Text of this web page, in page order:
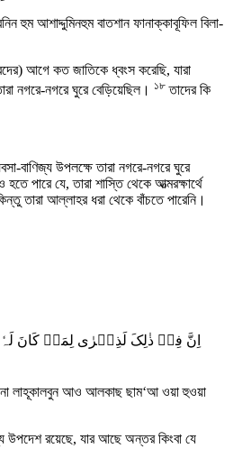
হুম আশাদ্দুমিনহুম বাতশান ফানাক্কাবূফিল বিলা-
আগে কত জাতিকে ধ্বংস করেছি, যারা
নগরে-নগরে ঘুরে বেড়িয়েছিল। ১৮ তাদের কি
বাণিজ্য উপলক্ষে তারা নগরে-নগরে ঘুরে
পারে যে, তারা শাস্তি থেকে আত্মরক্ষার্থে
তারা আল্লাহর ধরা থেকে বাঁচতে পারেনি।
اِنَّ فِیۡ ذٰلِکَ لَذِکۡرٰی لِمَنۡ کَانَ
না লাহূকালবুন আও আলকাছ ছাম‘আ ওয়া হুওয়া
রয়েছে, যার আছে অন্তর কিংবা যে